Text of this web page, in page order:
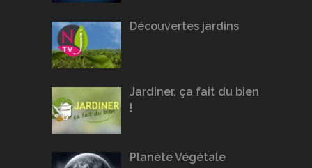
Découvertes jardins
Jardiner, ça fait du bien
!
Planète Végétale